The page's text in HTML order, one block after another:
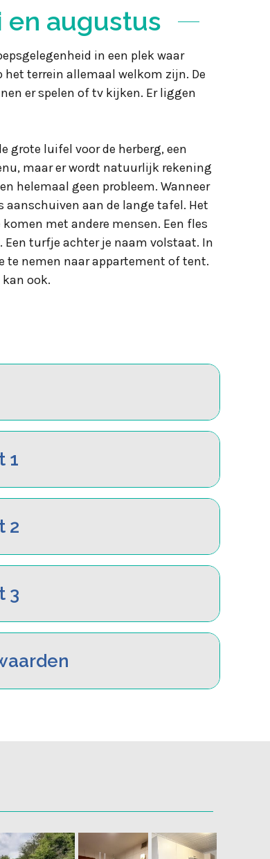
augustus
in een plek waar
terrein allemaal welkom zijn. De
er spelen of tv kijken. Er liggen
grote luifel voor de herberg, een
maar er wordt natuurlijk rekening
helemaal geen probleem. Wanneer
aanschuiven aan de lange tafel. Het
met andere mensen. Een fles
Een turfje achter je naam volstaat. In
te nemen naar appartement of tent.
ook.
1
2
3